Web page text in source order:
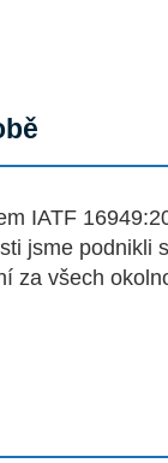
IATF
jsme podnikli
za všech